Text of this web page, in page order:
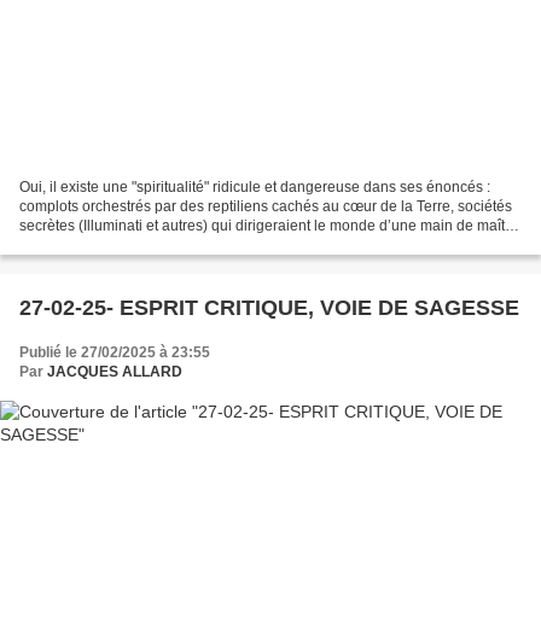
Oui, il existe une "spiritualité" ridicule et dangereuse dans ses énoncés :
complots orchestrés par des reptiliens cachés au cœur de la Terre, sociétés
secrètes (Illuminati et autres) qui dirigeraient le monde d’une main de maître,
27-02-25- ESPRIT CRITIQUE, VOIE DE SAGESSE
Publié le 27/02/2025 à 23:55
Par JACQUES ALLARD